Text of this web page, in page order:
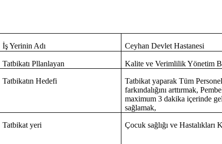
İş Yerinin Adı Ceyhan Devlet Hastanesi
Tatbikatı Pllanlayan Kalite ve Verimlilik Yönetim
Tatbikatın Hedefi
Tatbikat yaparak Tüm
farkındalığını arttırmak,
maximum 3 dakika içerinde
sağlamak,
Tatbikat yeri Çocuk sağlığı ve Hastalıkları